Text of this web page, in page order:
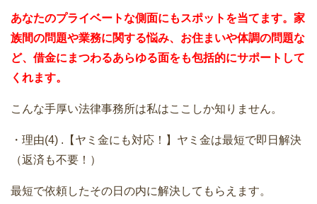
あなたのプライベートな側面にもスポットを当てます。家
族間の問題や業務に関する悩み、お住まいや体調の問題な
ど、借金にまつわるあらゆる面をも包括的にサポートして
くれます。
こんな手厚い法律事務所は私はここしか知りません。
・理由(4) .【ヤミ金にも対応！】ヤミ金は最短で即日解決
（返済も不要！）
最短で依頼したその日の内に解決してもらえます。